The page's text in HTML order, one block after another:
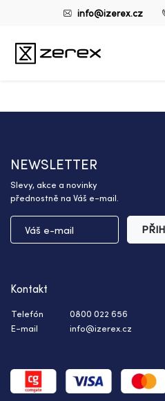
info@izerex.cz
NEWSLETTER
Slevy, akce a novinky
přednostně na Váš e-mail.
Kontakt
Telefón
0800 022 656
E-mail
info@izerex.cz